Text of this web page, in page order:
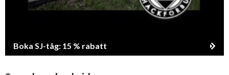
Boka SJ-tåg: 15 % rabatt